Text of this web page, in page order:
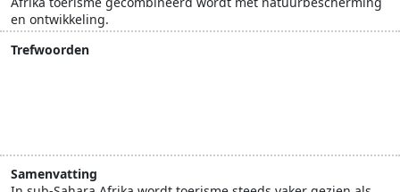
en ontwikkeling.
Trefwoorden
Samenvatting